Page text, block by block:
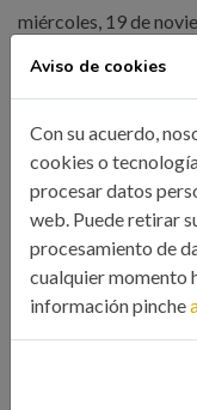
miércoles, 19 de
Aviso de cookies
Con su acuerdo,
cookies o
procesar datos
web. Puede retirar
procesamiento de
cualquier momento
información pinche